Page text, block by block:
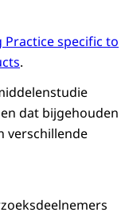
specific to
.
dat bijgehouden
verschillende